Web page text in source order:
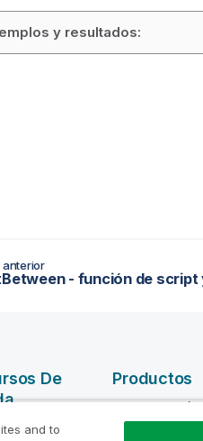
y resultados:
anterior
De
de ayuda
Productos
CALIDAD DE
and to